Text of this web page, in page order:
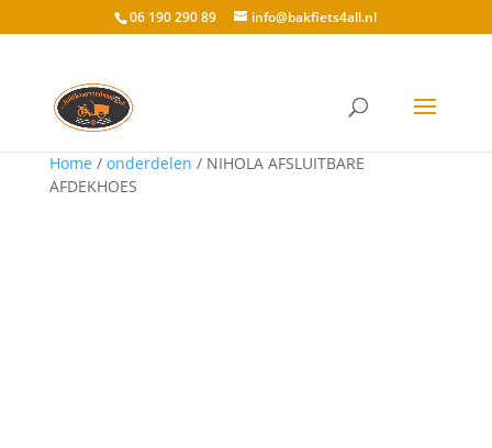
06 190 290 89 info@bakfiets4all.nl
Home / onderdelen / NIHOLA AFSLUITBARE
AFDEKHOES